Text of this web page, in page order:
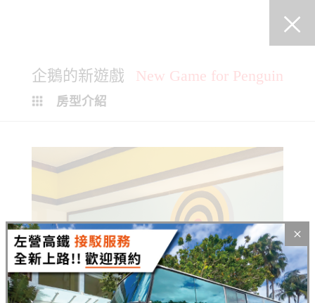
企鵝的新遊戲 New Game for Penguin
房型介紹